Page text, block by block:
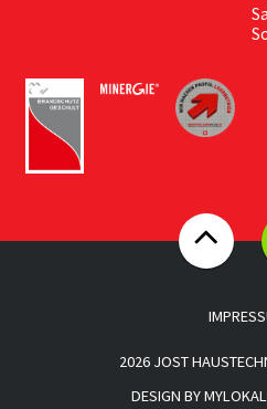
2026 JOST
DESIGN BY